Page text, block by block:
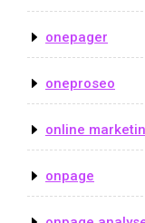
onepager
oneproseo
online
onpage